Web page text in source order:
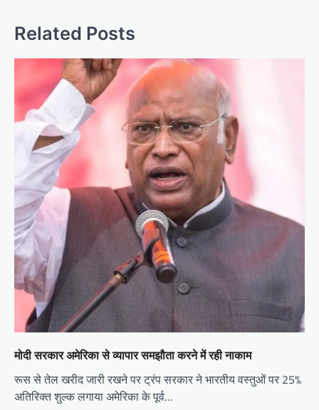
Related Posts
मोदी सरकार अमेरिका से व्यापार समझौता करने में रही नाकाम
रूस से तेल खरीद जारी रखने पर ट्रंप सरकार ने भारतीय वस्तुओं पर 25%
अतिरिक्त शुल्क लगाया अमेरिका के पूर्व…